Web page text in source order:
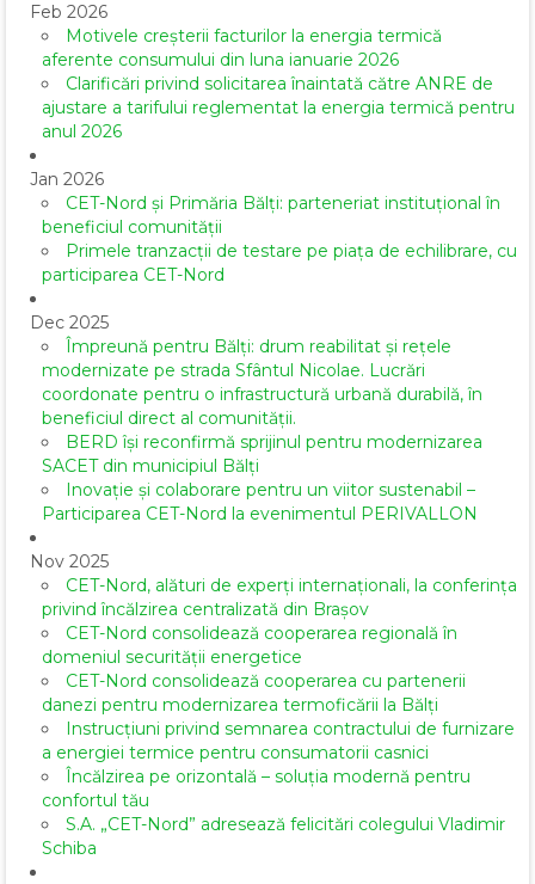
Feb 2026
Motivele creșterii facturilor la energia termică
aferente consumului din luna ianuarie 2026
Clarificări privind solicitarea înaintată către ANRE de
ajustare a tarifului reglementat la energia termică pentru
anul 2026
Jan 2026
CET-Nord și Primăria Bălți: parteneriat instituțional în
beneficiul comunității
Primele tranzacții de testare pe piața de echilibrare, cu
participarea CET-Nord
Dec 2025
Împreună pentru Bălți: drum reabilitat și rețele
modernizate pe strada Sfântul Nicolae. Lucrări
coordonate pentru o infrastructură urbană durabilă, în
beneficiul direct al comunității.
BERD își reconfirmă sprijinul pentru modernizarea
SACET din municipiul Bălți
Inovație și colaborare pentru un viitor sustenabil –
Participarea CET-Nord la evenimentul PERIVALLON
Nov 2025
CET-Nord, alături de experți internaționali, la conferința
privind încălzirea centralizată din Brașov
CET-Nord consolidează cooperarea regională în
domeniul securității energetice
CET-Nord consolidează cooperarea cu partenerii
danezi pentru modernizarea termoficării la Bălți
Instrucțiuni privind semnarea contractului de furnizare
a energiei termice pentru consumatorii casnici
Încălzirea pe orizontală – soluția modernă pentru
confortul tău
S.A. „CET-Nord” adresează felicitări colegului Vladimir
Schiba